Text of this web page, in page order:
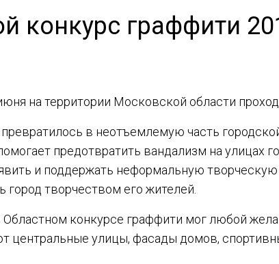
конкурс граффити
на территории Московской области
в неотъемлемую часть
предотвратить вандализм на улицах
и поддержать неформальную
город творчеством его жителей.
Областном конкурсе граффити мог любой
центральные улицы, фасады домов,